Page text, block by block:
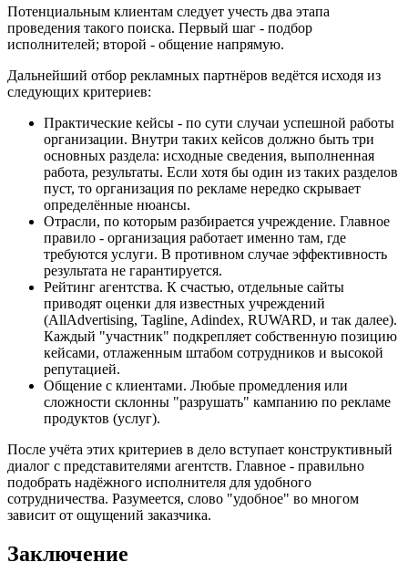
Потенциальным клиентам следует учесть два этапа
проведения такого поиска. Первый шаг - подбор
исполнителей; второй - общение напрямую.
Дальнейший отбор рекламных партнёров ведётся исходя из
следующих критериев:
Практические кейсы - по сути случаи успешной работы
организации. Внутри таких кейсов должно быть три
основных раздела: исходные сведения, выполненная
работа, результаты. Если хотя бы один из таких разделов
пуст, то организация по рекламе нередко скрывает
определённые нюансы.
Отрасли, по которым разбирается учреждение. Главное
правило - организация работает именно там, где
требуются услуги. В противном случае эффективность
результата не гарантируется.
Рейтинг агентства. К счастью, отдельные сайты
приводят оценки для известных учреждений
(AllAdvertising, Tagline, Adindex, RUWARD, и так далее).
Каждый "участник" подкрепляет собственную позицию
кейсами, отлаженным штабом сотрудников и высокой
репутацией.
Общение с клиентами. Любые промедления или
сложности склонны "разрушать" кампанию по рекламе
продуктов (услуг).
После учёта этих критериев в дело вступает конструктивный
диалог с представителями агентств. Главное - правильно
подобрать надёжного исполнителя для удобного
сотрудничества. Разумеется, слово "удобное" во многом
зависит от ощущений заказчика.
Заключение